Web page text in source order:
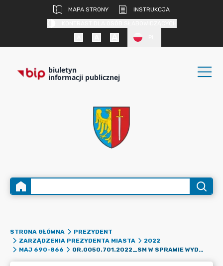
MAPA STRONY
INSTRUKCJA
biuletyn
informacji publicznej
STRONA GŁÓWNA
PREZYDENT
ZARZĄDZENIA PREZYDENTA MIASTA
2022
MAJ 690-866
OR.0050.701.2022_SM W SPRAWIE WYDZIERŻAWIENIA CZĘŚCI DZIAŁKI NUMER 1340/58 I 3199/45 ZABUDOWANEJ GARAŻEM SAMOCHODOWYM (ZARZĄDZENIE ZANONIMIZOWANO Z UWAGI NA OCHRONĘ DANYCH OSOBOWYCH)